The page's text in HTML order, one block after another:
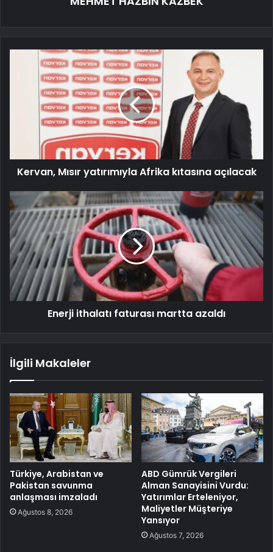
Kervan, Mısır yatırımıyla Afrika kıtasına açılacak
Enerji ithalatı faturası martta azaldı
İlgili Makaleler
Türkiye, Arabistan ve
Pakistan savunma
anlaşması imzaladı
Ağustos 8, 2026
ABD Gümrük Vergileri
Alman Sanayisini Vurdu:
Yatırımlar Erteleniyor,
Maliyetler Müşteriye
Yansıyor
Ağustos 7, 2026